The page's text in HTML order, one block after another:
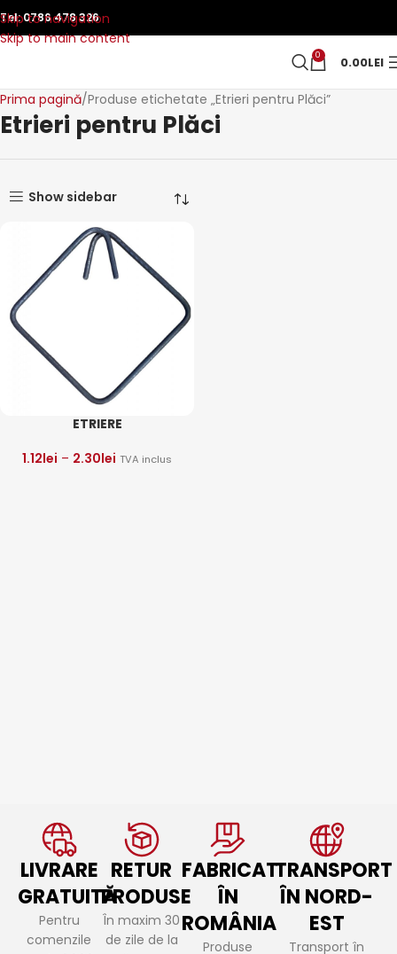
Skip to navigation
Skip to main content
Tel:0786 478 326
0 0.00LEI
Prima pagină Produse etichetate „Etrieri pentru Plăci”
Etrieri pentru Plăci
Show sidebar
ETRIERE
1.12lei – 2.30lei TVA inclus
LIVRARE
GRATUITĂ
Pentru
comenzile
RETUR
PRODUSE
În maxim 30
de zile de la
FABRICAT
ÎN
ROMÂNIA
Produse
TRANSPORT
ÎN NORD-
EST
Transport în